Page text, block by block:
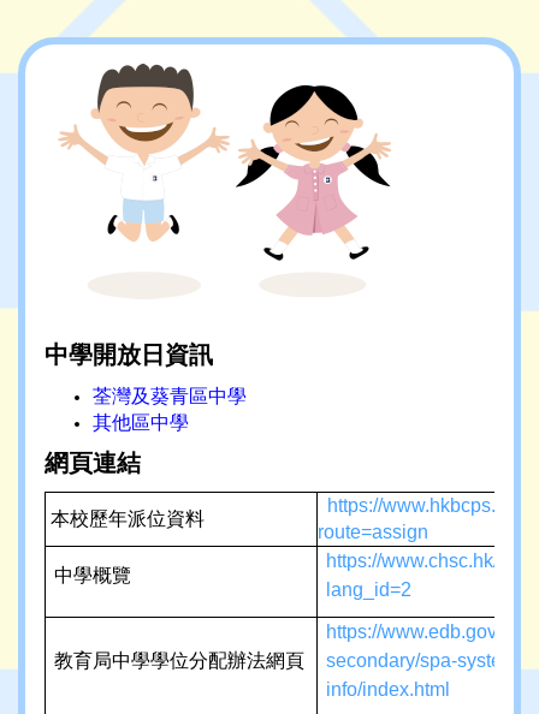
中學開放日資訊
荃灣及葵青區中學
其他區中學
網頁連結
本校歷年派位資料
https://
route=assign
中學概覽
https://www.chsc.hk/
lang_id=2
教育局中學學位分配辦法網頁
https://www.edb.gov.hk/
secondary/spa-
info/index.html